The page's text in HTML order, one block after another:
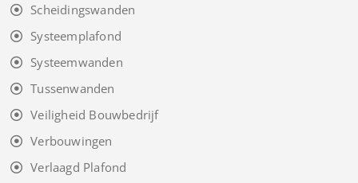
Scheidingswanden
Systeemplafond
Systeemwanden
Tussenwanden
Veiligheid Bouwbedrijf
Verbouwingen
Verlaagd Plafond